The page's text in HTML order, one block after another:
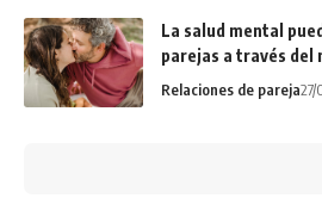
La salud mental
parejas a través del
Relaciones de pareja